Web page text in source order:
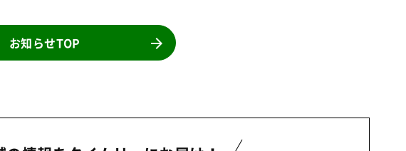
お知らせTOP